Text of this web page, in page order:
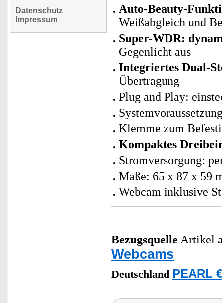
Datenschutz
Impressum
Auto-Beauty-
Weißabgleich und
Super-WDR:
Gegenlicht aus
Integriertes Dual-
Übertragung
Plug and Play:
Klemme zum
Kompaktes
Stromversorgung:
Maße: 65 x 87 x 59
Webcam inklusive
Bezugsquelle Artikel
Webcams
Deutschland PEARL